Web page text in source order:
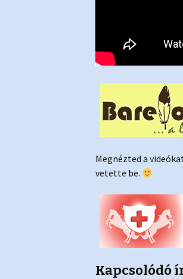
Megnézted a
vetette be.
Kapcsolódó